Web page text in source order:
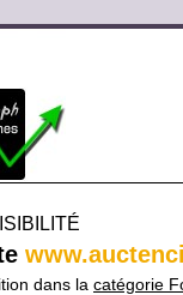
dans la catégorie